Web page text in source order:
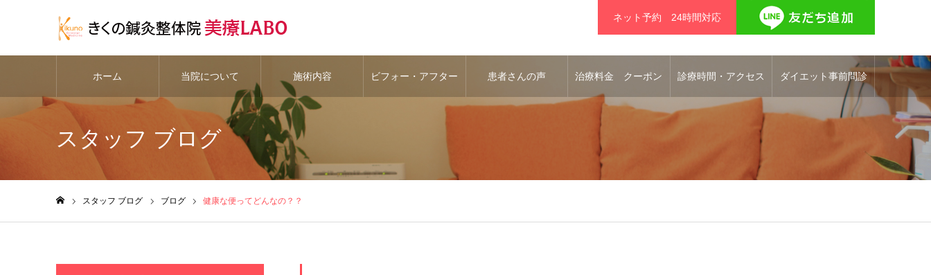
ネット予約 24時間対応
ホーム 当院について 施術内容 ビフォー・アフター 患者さんの声 治療料金 クーポン 診療時間・アクセス ダイエット事前問診
スタッフ ブログ
スタッフ ブログ ブログ 健康な便ってどんなの？？